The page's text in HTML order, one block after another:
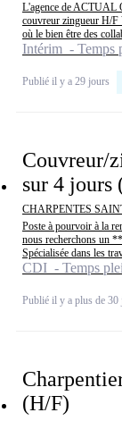
L'agence de ACTUAL
couvreur zingueur H/F
où le bien être des
Intérim - Temps
Publié il y a 29 jours
Couvreur/
sur 4 jours
CHARPENTES
Poste à pourvoir à la
nous recherchons un
Spécialisée dans les
CDI - Temps
Publié il y a plus de 30
(H/F)